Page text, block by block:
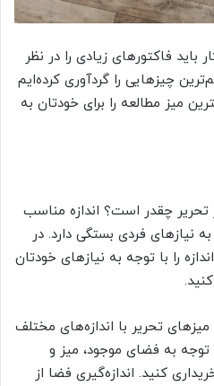
باید فاکتورهای زیادی را در نظر
چیزهایی را گردآوری کرده‌ایم
میز مطالعه را برای خودتان به
تحریر چقدر است؟ اندازه مناسب
به نیازهای فردی بستگی دارد. در
را با توجه به نیازهای خودتان
تحریر با اندازه‌های مختلف
به فضای موجود، میز و
کنید. اندازه‌گیری فضا از